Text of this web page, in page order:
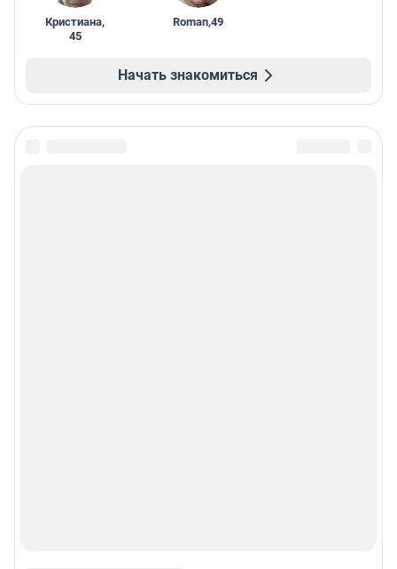
Кристиана,
45
Roman,49
Начать знакомиться